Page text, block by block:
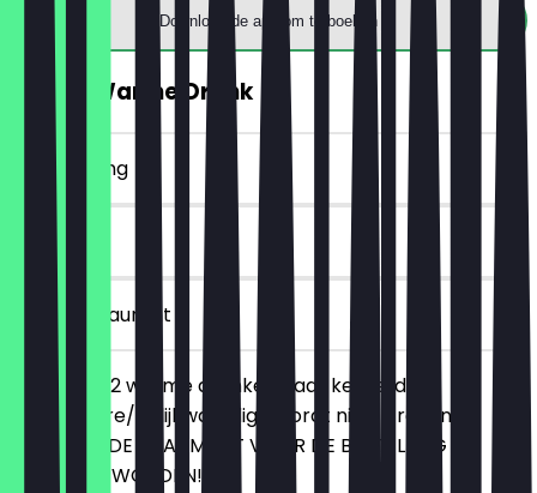
Download de app om te boeken
2voor1 Warme Drank
~€ 4 korting
90 dagen
in het restaurant
Je bestelt 2 warme dranken naar keuze, de
goedkopere/gelijkwaardige wordt niet in rekening
gebracht. DE DEAL MOET VOOR DE BESTELLING
GETOOND WORDEN!